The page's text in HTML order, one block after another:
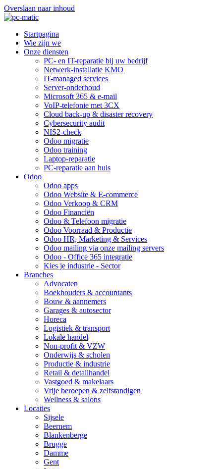
Overslaan naar inhoud
Startpagina
Wie zijn we
Onze diensten
PC- en IT-reparatie bij uw bedrijf
Netwerk-installatie KMO
IT-managed services
Server-onderhoud
Microsoft 365 & e-mail
VoIP-telefonie met 3CX
Cloud back-up & disaster recovery
Cybersecurity audit
NIS2-check
Odoo migratie
Odoo training
Laptop-reparatie
PC-reparatie aan huis
Odoo
Odoo apps
Odoo Website & E-commerce
Odoo Verkoop & CRM
Odoo Financiën
Odoo & Telefoon migratie
Odoo Voorraad & Productie
Odoo HR, Marketing & Services
Odoo mailing via onze mailing servers
Odoo - Office 365 integratie
Kies je industrie - Sector
Branches
Advocaten
Boekhouders & accountants
Bouw & aannemers
Garages & autosector
Horeca
Logistiek & transport
Lokale handel
Non-profit & VZW
Onderwijs & scholen
Productie & industrie
Retail & detailhandel
Vastgoed & makelaars
Vrije beroepen & zelfstandigen
Wellness & salons
Locaties
Sijsele
Beernem
Blankenberge
Brugge
Damme
Gent